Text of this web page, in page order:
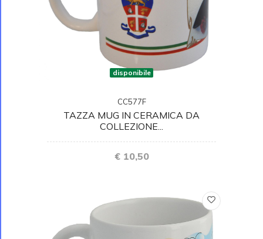
disponibile
CC577F
TAZZA MUG IN CERAMICA DA
COLLEZIONE...
€ 10,50